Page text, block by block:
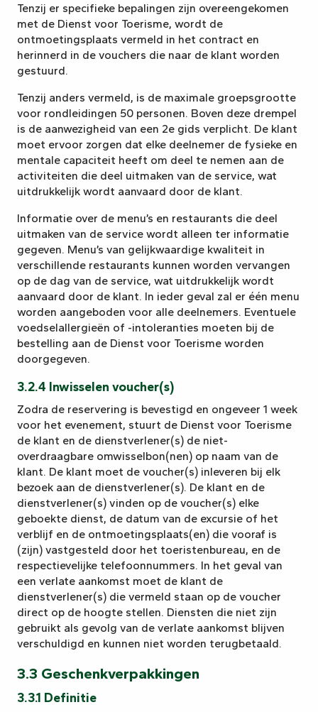
Tenzij er specifieke bepalingen zijn overeengekomen
met de Dienst voor Toerisme, wordt de
ontmoetingsplaats vermeld in het contract en
herinnerd in de vouchers die naar de klant worden
gestuurd.
Tenzij anders vermeld, is de maximale groepsgrootte
voor rondleidingen 50 personen. Boven deze drempel
is de aanwezigheid van een 2e gids verplicht. De klant
moet ervoor zorgen dat elke deelnemer de fysieke en
mentale capaciteit heeft om deel te nemen aan de
activiteiten die deel uitmaken van de service, wat
uitdrukkelijk wordt aanvaard door de klant.
Informatie over de menu’s en restaurants die deel
uitmaken van de service wordt alleen ter informatie
gegeven. Menu’s van gelijkwaardige kwaliteit in
verschillende restaurants kunnen worden vervangen
op de dag van de service, wat uitdrukkelijk wordt
aanvaard door de klant. In ieder geval zal er één menu
worden aangeboden voor alle deelnemers. Eventuele
voedselallergieën of -intoleranties moeten bij de
bestelling aan de Dienst voor Toerisme worden
doorgegeven.
3.2.4 Inwisselen voucher(s)
Zodra de reservering is bevestigd en ongeveer 1 week
voor het evenement, stuurt de Dienst voor Toerisme
de klant en de dienstverlener(s) de niet-
overdraagbare omwisselbon(nen) op naam van de
klant. De klant moet de voucher(s) inleveren bij elk
bezoek aan de dienstverlener(s). De klant en de
dienstverlener(s) vinden op de voucher(s) elke
geboekte dienst, de datum van de excursie of het
verblijf en de ontmoetingsplaats(en) die vooraf is
(zijn) vastgesteld door het toeristenbureau, en de
respectievelijke telefoonnummers. In het geval van
een verlate aankomst moet de klant de
dienstverlener(s) die vermeld staan op de voucher
direct op de hoogte stellen. Diensten die niet zijn
gebruikt als gevolg van de verlate aankomst blijven
verschuldigd en kunnen niet worden terugbetaald.
3.3 Geschenkverpakkingen
3.3.1 Definitie